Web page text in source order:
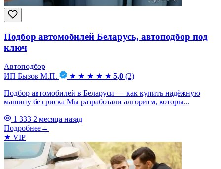
Подбор автомобилей Беларусь, автоподбор под
ключ
Автоподбор
ИП Бызов М.П.
★ ★ ★ ★ ★ 5,0 (2)
Подбор автомобилей в Беларуси — как купить надёжную
машину без риска Мы разработали алгоритм, которы...
1 333 2 месяца назад
Подробнее→
★ VIP